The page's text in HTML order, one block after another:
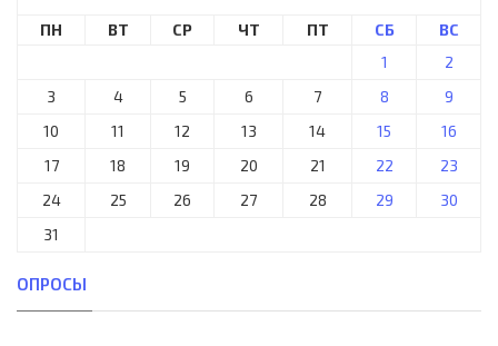
ПН ВТ СР ЧТ ПТ СБ
ВС
1
2
3
4 5 6 7 8
9
10
11 12 13 14 15
16
17
18 19 20 21 22
23
24
25 26 27 28 29
30
31
ОПРОСЫ